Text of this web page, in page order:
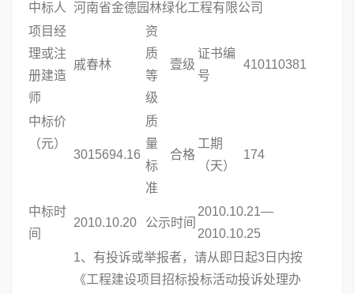
中标人 河南省金德园林绿化工程有限公司
项目经
理或注
册建造
师
戚春林
资
质
等
级
壹级
证书编
号
410110381
中标价
（元）
3015694.16
质
量
标
准
合格
工期
（天）
174
中标时
间
2010.10.20 公示时间
2010.10.21—
2010.10.25
1、有投诉或举报者，请从即日起3日内按
《工程建设项目招标投标活动投诉处理办